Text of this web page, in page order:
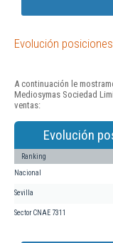
Evolución
A continuación le
Mediosymas Sociedad
ventas:
Evolución
Ranking
Nacional
Sevilla
Sector CNAE 7311